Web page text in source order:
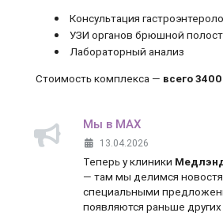
Консультация
УЗИ органов брюшной
Лабораторный анализ
Стоимость комплекса — всего
Мы в MAX
13.04.2026
Теперь у клиники
— там мы делимся
специальными
появляются раньше